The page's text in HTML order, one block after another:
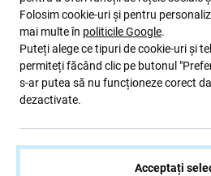
Înscrieți-vă pentru a primi periodic
noutăți din oferta noastră. În același
formular, confirm că am peste 16 ani
Folosim cookie-uri și pentru
mai multe în politicile Google.
Puteți alege ce tipuri de cookie-uri și
permiteți făcând clic pe butonul
s-ar putea să nu funcționeze corect
dezactivate.
Acceptați